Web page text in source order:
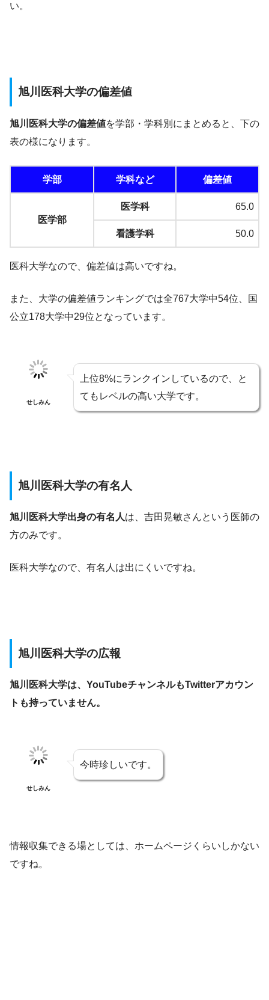
い。
旭川医科大学の偏差値
旭川医科大学の偏差値を学部・学科別にまとめると、下の
表の様になります。
学部 学科など 偏差値
医学部
医学科 65.0
看護学科 50.0
医科大学なので、偏差値は高いですね。
また、大学の偏差値ランキングでは全767大学中54位、国
公立178大学中29位となっています。
せしみん
上位8%にランクインしているので、と
てもレベルの高い大学です。
旭川医科大学の有名人
旭川医科大学出身の有名人は、吉田晃敏さんという医師の
方のみです。
医科大学なので、有名人は出にくいですね。
旭川医科大学の広報
旭川医科大学は、YouTubeチャンネルもTwitterアカウン
トも持っていません。
せしみん
今時珍しいです。
情報収集できる場としては、ホームページくらいしかない
ですね。